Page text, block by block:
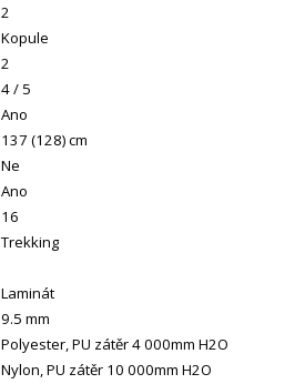
2
Kopule
2
4 / 5
Ano
137 (128) cm
Ne
Ano
16
Trekking
Laminát
9.5 mm
Polyester, PU zátěr 4 000mm H2O
Nylon, PU zátěr 10 000mm H2O